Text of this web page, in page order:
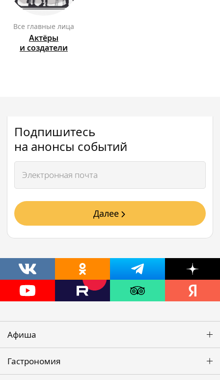
Все главные лица
Актёры
и создатели
Подпишитесь
на анонсы событий
Далее
Афиша
Гастрономия